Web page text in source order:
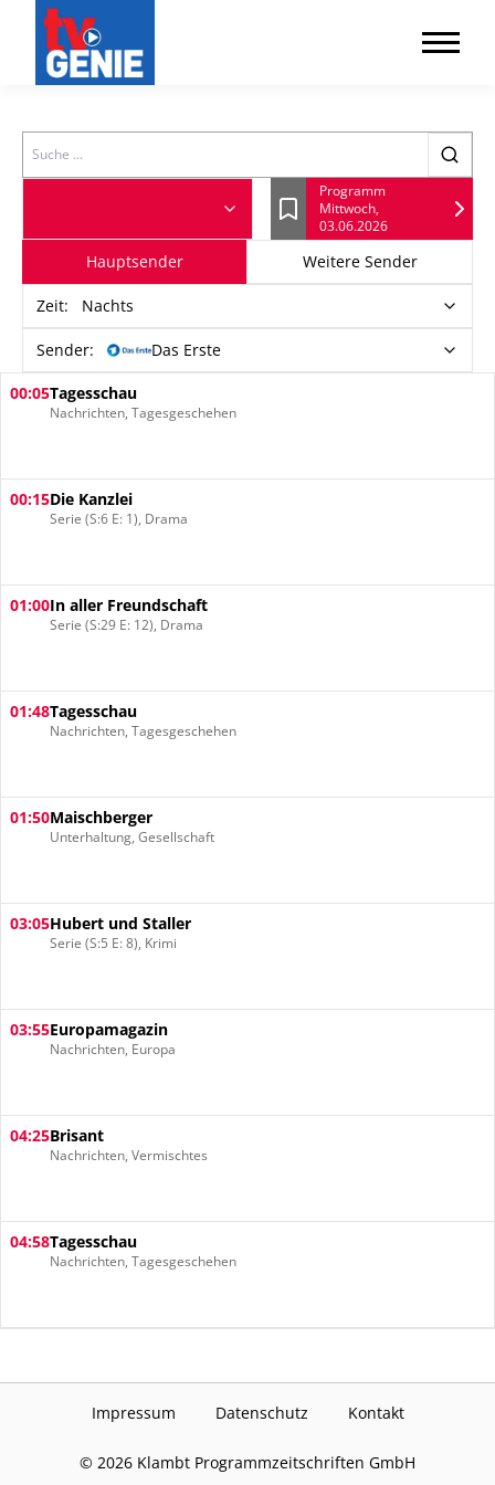
Search
Lesezeichen
Programm
Mittwoch,
03.06.2026
Hauptsender Weitere Sender
Zeit: Nachts
Sender: Das Erste
00:05Tagesschau
Nachrichten, Tagesgeschehen
00:15Die Kanzlei
Serie (S:6 E: 1), Drama
01:00In aller Freundschaft
Serie (S:29 E: 12), Drama
01:48Tagesschau
Nachrichten, Tagesgeschehen
01:50Maischberger
Unterhaltung, Gesellschaft
03:05Hubert und Staller
Serie (S:5 E: 8), Krimi
03:55Europamagazin
Nachrichten, Europa
04:25Brisant
Nachrichten, Vermischtes
04:58Tagesschau
Nachrichten, Tagesgeschehen
Impressum Datenschutz Kontakt
© 2026 Klambt Programmzeitschriften GmbH